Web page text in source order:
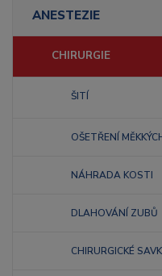
ANESTEZIE
CHIRURGIE
ŠITÍ
OŠETŘENÍ
NÁHRADA KOSTI
DLAHOVÁNÍ ZUBŮ
CHIRURGICKÉ